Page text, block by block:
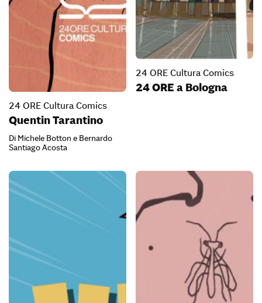
24 ORE Cultura Comics
Quentin Tarantino
Di Michele Botton e Bernardo
Santiago Acosta
24 ORE Cultura Comics
24 ORE a Bologna